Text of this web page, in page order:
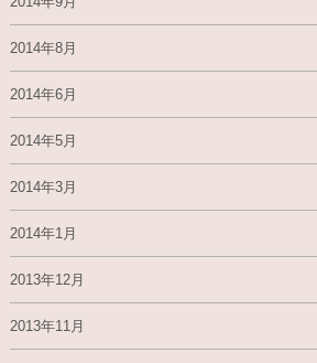
2014年8月
2014年6月
2014年5月
2014年3月
2014年1月
2013年12月
2013年11月